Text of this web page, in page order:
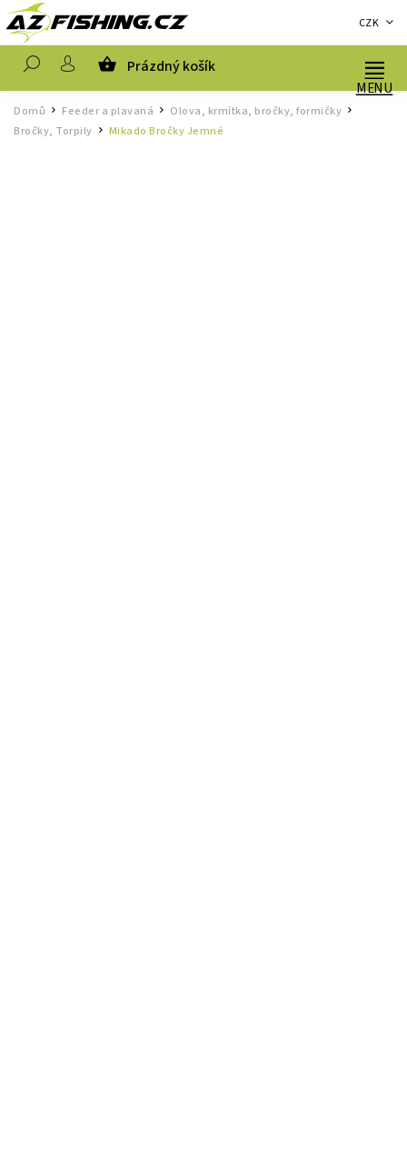
CZK
Prázdný košík
Domů / Feeder a plavaná / Olova, krmítka, bročky, formičky /
Bročky, Torpily
Mikado Bročky Jemné